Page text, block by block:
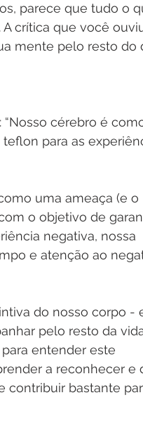
parece que tudo o
crítica que você
mente pelo resto do
cérebro é
para as
uma ameaça (e o
o objetivo de
negativa, nossa
e atenção ao
do nosso corpo -
pelo resto da
entender este
a reconhecer e
contribuir bastante